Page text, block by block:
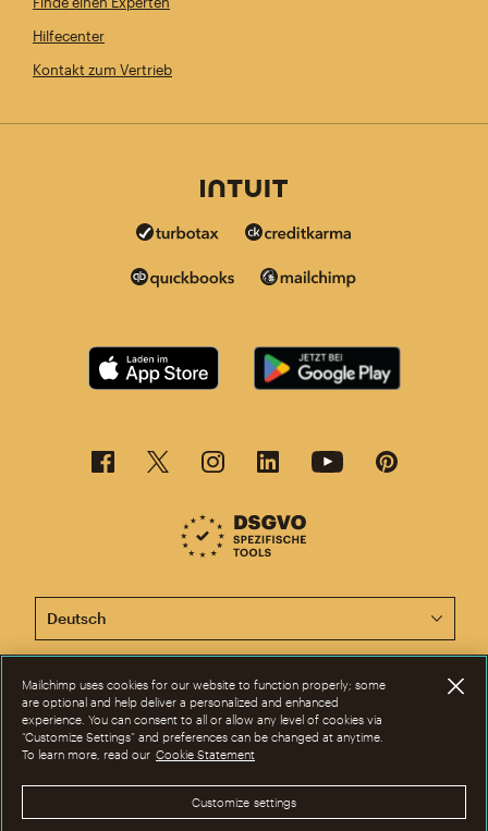
Hilfecenter
Kontakt zum Vertrieb
Diese Seite ist jetzt auch in anderen Sprachen
©2001-2026 Alle Rechte vorbehalten. Mailchimp® ist eine eingetragene
Marke der Rocket Science Group. Apple und das Apple-Logo sind Marken
von Apple Inc. Mac App Store ist eine Dienstleistungsmarke von Apple
Inc. Google Play und das Google-Play-Logo sind Marken von Google Inc.
Cookie-Einstellungen
Mailchimp uses cookies for our website to function properly; some
are optional and help deliver a personalized and enhanced
experience. You can consent to all or allow any level of cookies via
“Customize Settings” and preferences can be changed at anytime.
To learn more, read our Cookie Statement
Customize settings